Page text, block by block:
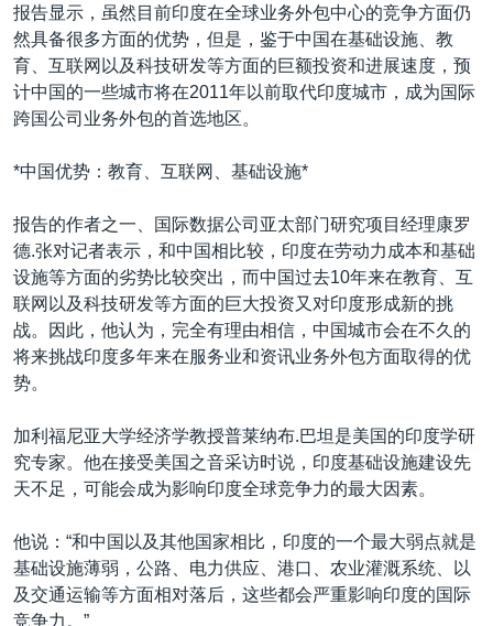
报告显示，虽然目前印度在全球业务外包中心的竞争方面仍
然具备很多方面的优势，但是，鉴于中国在基础设施、教
育、互联网以及科技研发等方面的巨额投资和进展速度，预
计中国的一些城市将在2011年以前取代印度城市，成为国际
跨国公司业务外包的首选地区。
*中国优势：教育、互联网、基础设施*
报告的作者之一、国际数据公司亚太部门研究项目经理康罗
德.张对记者表示，和中国相比较，印度在劳动力成本和基础
设施等方面的劣势比较突出，而中国过去10年来在教育、互
联网以及科技研发等方面的巨大投资又对印度形成新的挑
战。因此，他认为，完全有理由相信，中国城市会在不久的
将来挑战印度多年来在服务业和资讯业务外包方面取得的优
势。
加利福尼亚大学经济学教授普莱纳布.巴坦是美国的印度学研
究专家。他在接受美国之音采访时说，印度基础设施建设先
天不足，可能会成为影响印度全球竞争力的最大因素。
他说：“和中国以及其他国家相比，印度的一个最大弱点就是
基础设施薄弱，公路、电力供应、港口、农业灌溉系统、以
及交通运输等方面相对落后，这些都会严重影响印度的国际
竞争力。”